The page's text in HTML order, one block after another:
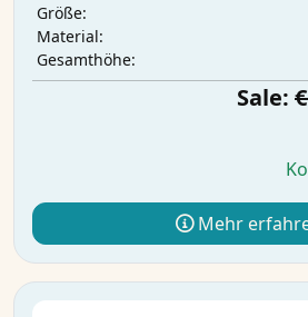
Größe:
Material:
Gesamthöhe:
Sale:
Mehr